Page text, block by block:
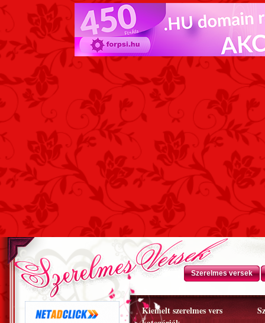
Szerelmes versek
Kiemelt szerelmes vers